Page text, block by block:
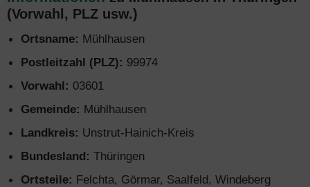
(Vorwahl, PLZ usw.)
Ortsname: Mühlhausen
Postleitzahl (PLZ): 99974
Vorwahl: 03601
Gemeinde: Mühlhausen
Landkreis: Unstrut-Hainich-Kreis
Bundesland: Thüringen
Ortsteile: Felchta, Görmar, Saalfeld, Windeberg